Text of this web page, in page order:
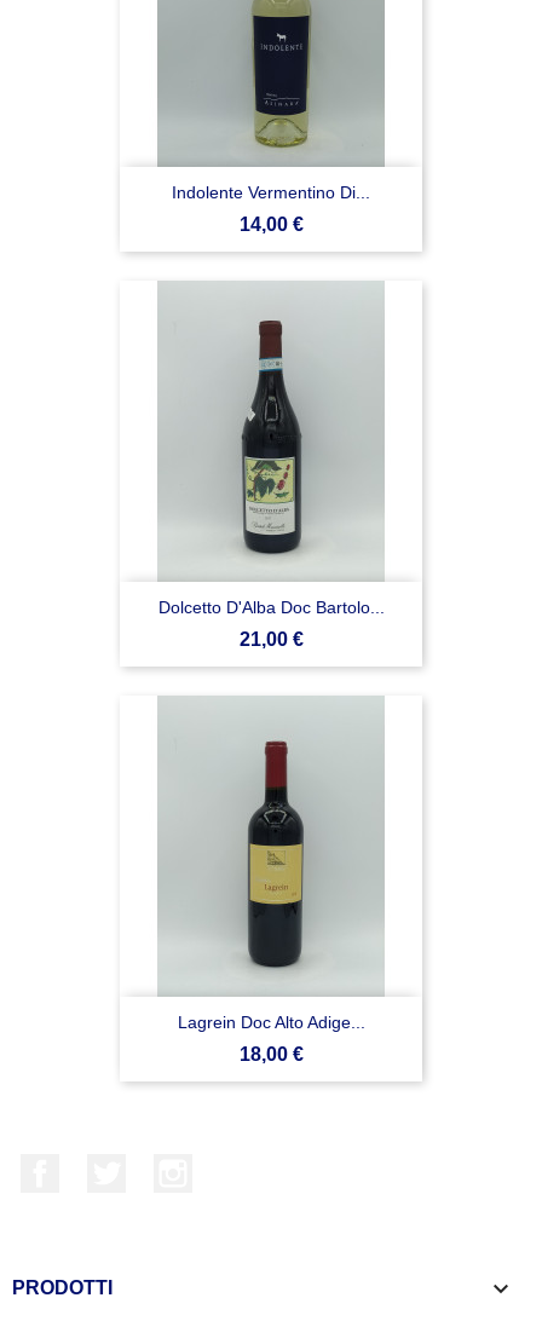
Indolente Vermentino Di...
Prezzo
14,00 €
Dolcetto D'Alba Doc Bartolo...
Prezzo
21,00 €
Lagrein Doc Alto Adige...
Prezzo
18,00 €
PRODOTTI 